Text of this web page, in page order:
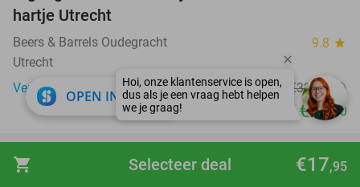
shopping_cart €17,95
Selecteer deal
hartje Utrecht
Beers & Barrels Oudegracht 9.8 star
Utrecht
Verkocht: 140
Regulier €32,65
€22,50
3-gangendiner à la carte bij Restaurant Toque
OPEN IN APP close